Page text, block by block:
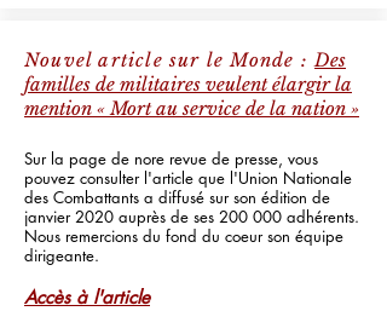
Nouvel article sur le Monde :Des
familles de militaires veulent élargir la
mention « Mort au service de la nation »
Sur la page de nore revue de presse, vous
pouvez consulter l'article que l'Union Nationale
des Combattants a diffusé sur son édition de
janvier 2020 auprès de ses 200 000 adhérents.
Nous remercions du fond du coeur son équipe
dirigeante.
Accès à l'article